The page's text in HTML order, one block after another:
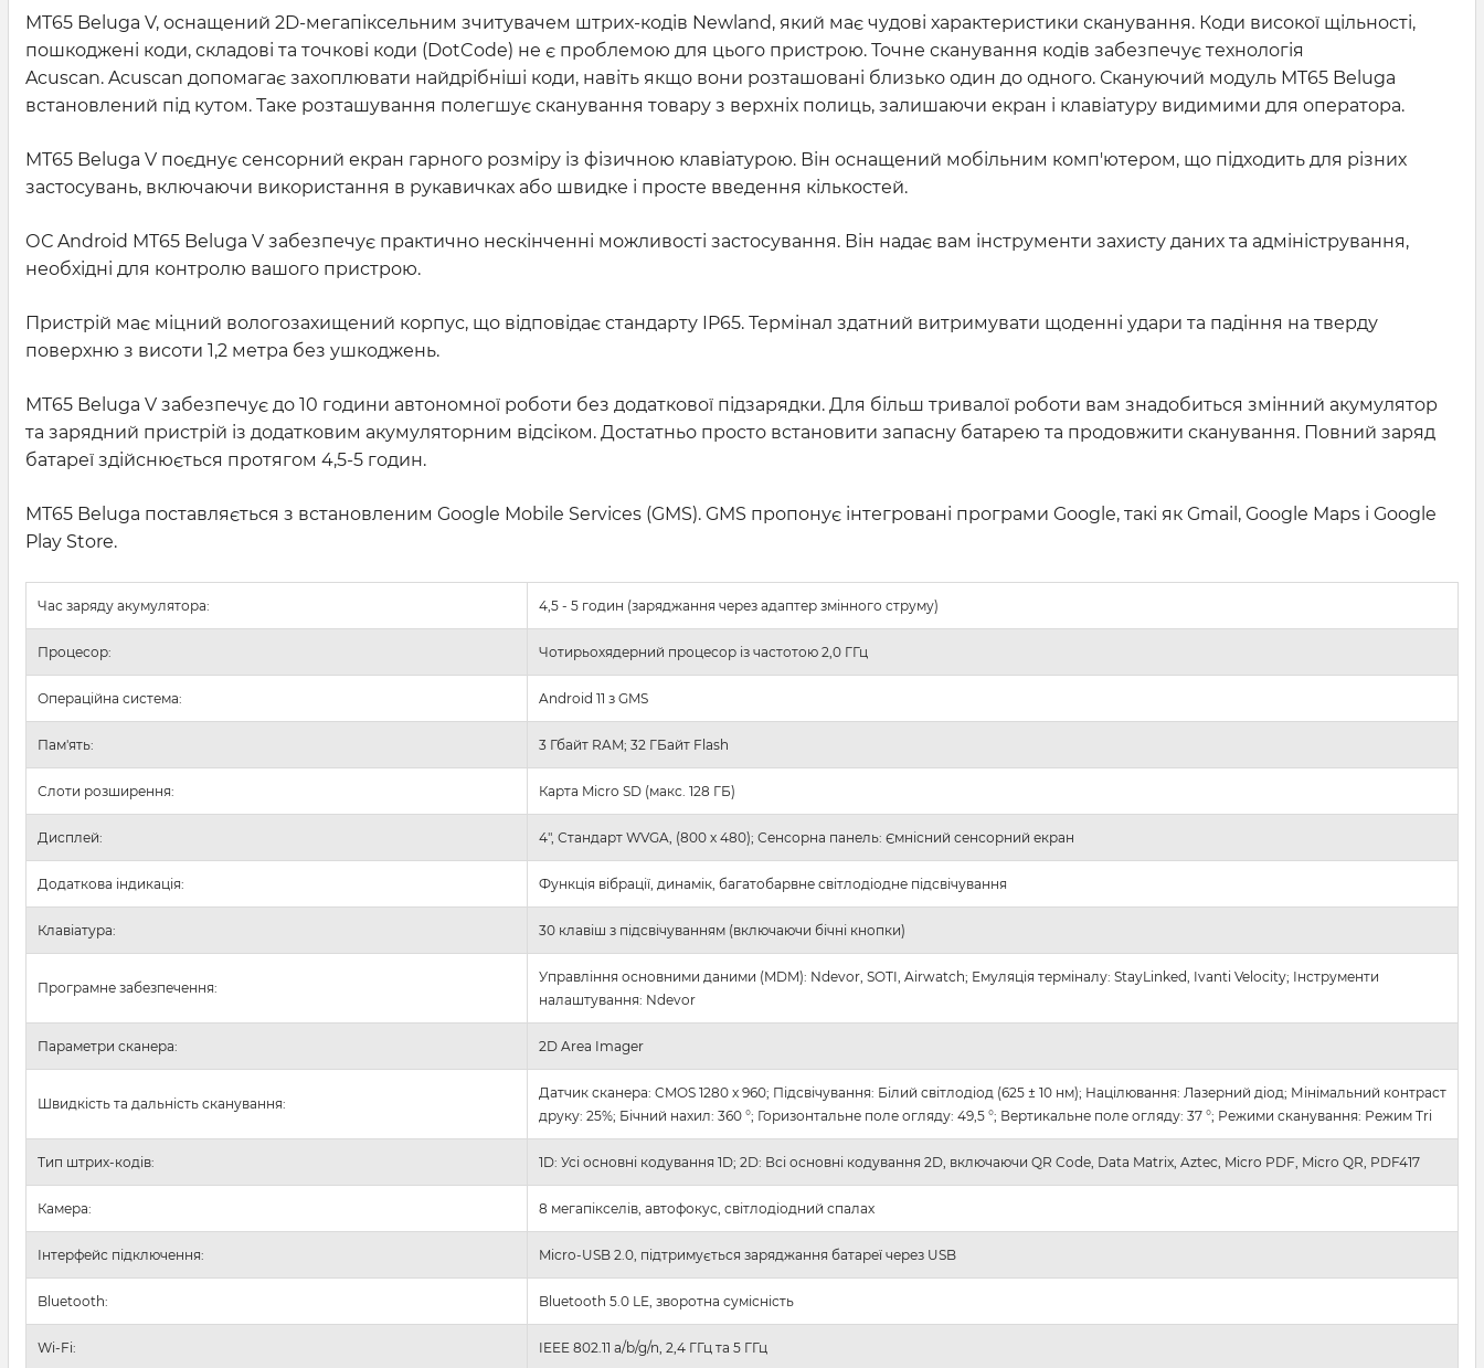
MT65 Beluga V, оснащений 2D-мегапіксельним зчитувачем штрих-кодів Newland, який має чудові характеристики сканування. Коди високої щільності,
пошкоджені коди, складові та точкові коди (DotCode) не є проблемою для цього пристрою. Точне сканування кодів забезпечує технологія
Acuscan. Acuscan допомагає захоплювати найдрібніші коди, навіть якщо вони розташовані близько один до одного. Скануючий модуль MT65 Beluga
встановлений під кутом. Таке розташування полегшує сканування товару з верхніх полиць, залишаючи екран і клавіатуру видимими для оператора.
MT65 Beluga V поєднує сенсорний екран гарного розміру із фізичною клавіатурою. Він оснащений мобільним комп'ютером, що підходить для різних
застосувань, включаючи використання в рукавичках або швидке і просте введення кількостей.
ОС Android MT65 Beluga V забезпечує практично нескінченні можливості застосування. Він надає вам інструменти захисту даних та адміністрування,
необхідні для контролю вашого пристрою.
Пристрій має міцний вологозахищений корпус, що відповідає стандарту IP65. Термінал здатний витримувати щоденні удари та падіння на тверду
поверхню з висоти 1,2 метра без ушкоджень.
MT65 Beluga V забезпечує до 10 години автономної роботи без додаткової підзарядки. Для більш тривалої роботи вам знадобиться змінний акумулятор
та зарядний пристрій із додатковим акумуляторним відсіком. Достатньо просто встановити запасну батарею та продовжити сканування. Повний заряд
батареї здійснюється протягом 4,5-5 годин.
MT65 Beluga поставляється з встановленим Google Mobile Services (GMS). GMS пропонує інтегровані програми Google, такі як Gmail, Google Maps і Google
Play Store.
Час заряду акумулятора: 4,5 - 5 годин (заряджання через адаптер змінного струму)
Процесор: Чотирьохядерний процесор із частотою 2,0 ГГц
Операційна система: Android 11 з GMS
Пам'ять: 3 Гбайт RAM; 32 ГБайт Flash
Слоти розширення: Карта Micro SD (макс. 128 ГБ)
Дисплей: 4", Стандарт WVGA, (800 х 480); Сенсорна панель: Ємнісний сенсорний екран
Додаткова індикація: Функція вібрації, динамік, багатобарвне світлодіодне підсвічування
Клавіатура: 30 клавіш з підсвічуванням (включаючи бічні кнопки)
Програмне забезпечення:
Управління основними даними (MDM): Ndevor, SOTI, Airwatch; Емуляція терміналу: StayLinked, Ivanti Velocity; Інструменти
налаштування: Ndevor
Параметри сканера: 2D Area Imager
Швидкість та дальність сканування:
Датчик сканера: CMOS 1280 x 960; Підсвічування: Білий світлодіод (625 ± 10 нм); Націлювання: Лазерний діод; Мінімальний контраст
друку: 25%; Бічний нахил: 360 °; Горизонтальне поле огляду: 49,5 °; Вертикальне поле огляду: 37 °; Режими сканування: Режим Tri
Тип штрих-кодів: 1D: Усі основні кодування 1D; 2D: Всі основні кодування 2D, включаючи QR Code, Data Matrix, Aztec, Micro PDF, Micro QR, PDF417
Камера: 8 мегапікселів, автофокус, світлодіодний спалах
Інтерфейс підключення: Micro-USB 2.0, підтримується заряджання батареї через USB
Bluetooth: Bluetooth 5.0 LE, зворотна сумісність
Wi-Fi: IEEE 802.11 a/b/g/n, 2,4 ГГц та 5 ГГц